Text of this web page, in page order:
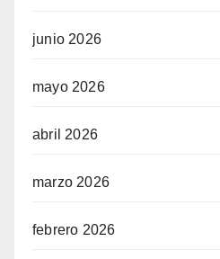
junio 2026
mayo 2026
abril 2026
marzo 2026
febrero 2026